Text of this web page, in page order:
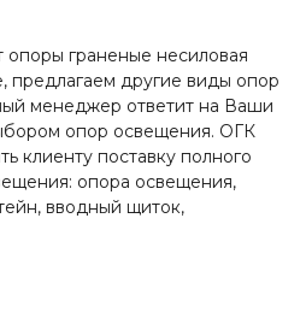
граненые несиловая
предлагаем другие виды опор
менеджер ответит на Ваши
опор освещения. ОГК
клиенту поставку полного
опора освещения,
вводный щиток,